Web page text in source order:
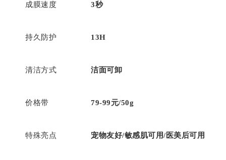
成膜速度 3秒
持久防护 13H
清洁方式 洁面可卸
价格带 79-99元/50g
特殊亮点 宠物友好/敏感肌可用/医美后可用